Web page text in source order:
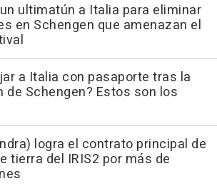
ultimatún a Italia para eliminar
en Schengen que amenazan el
a Italia con pasaporte tras la
de Schengen? Estos son los
logra el contrato principal de
tierra del IRIS2 por más de